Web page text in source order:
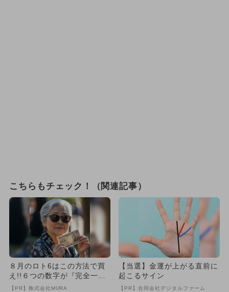
こちらもチェック！（関連記事）
８月のロト6はこの方法で買
え!!６つの数字が『完全一
致』する方法
【PR】株式会社MURA
【当選】金運が上がる直前に
起こるサイン
【PR】合同会社デジタルファーム